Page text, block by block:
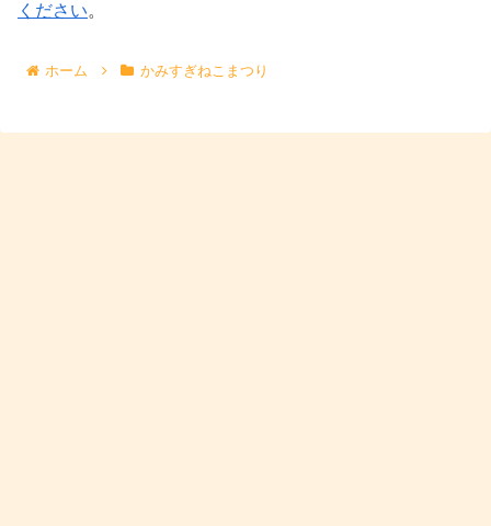
ください。
ホーム かみすぎねこまつり